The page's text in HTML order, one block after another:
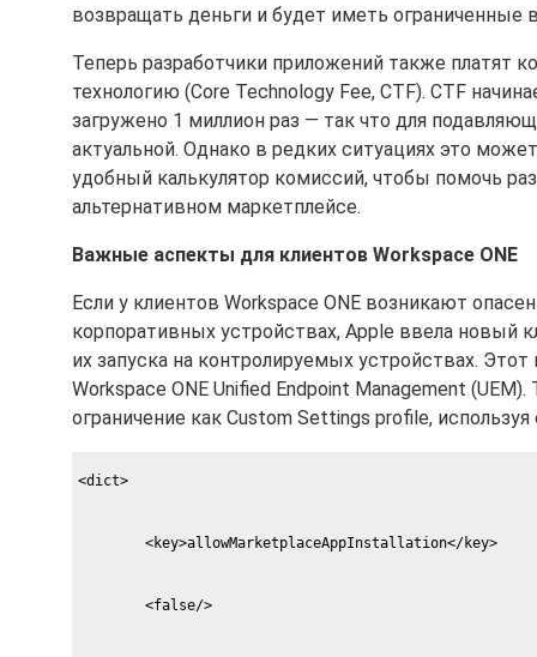
возвращать деньги и будет иметь
Теперь разработчики приложений также
технологию (Core Technology Fee, CTF). CTF
загружено 1 миллион раз — так что для
актуальной. Однако в редких ситуациях это
удобный калькулятор комиссий, чтобы помочь
альтернативном маркетплейсе.
Важные аспекты для клиентов Workspace ONE
Если у клиентов Workspace ONE возникают
корпоративных устройствах, Apple ввела новый
их запуска на контролируемых устройствах.
Workspace ONE Unified Endpoint Management
ограничение как Custom Settings profile,
<dict>
<key>allowMarketplaceAppInstallation</key>
<false/>